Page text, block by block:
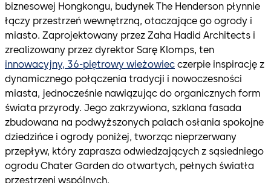
biznesowej Hongkongu, budynek The Henderson płynnie
łączy przestrzeń wewnętrzną, otaczające go ogrody i
miasto. Zaprojektowany przez Zaha Hadid Architects i
zrealizowany przez dyrektor Sarę Klomps, ten
innowacyjny, 36-piętrowy wieżowiec czerpie inspirację z
dynamicznego połączenia tradycji i nowoczesności
miasta, jednocześnie nawiązując do organicznych form
świata przyrody. Jego zakrzywiona, szklana fasada
zbudowana na podwyższonych palach osłania spokojne
dziedzińce i ogrody poniżej, tworząc nieprzerwany
przepływ, który zaprasza odwiedzających z sąsiedniego
ogrodu Chater Garden do otwartych, pełnych światła
przestrzeni wspólnych.